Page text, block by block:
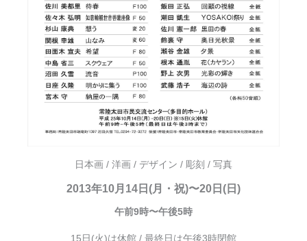
日本画 / 洋画 / デザイン / 彫刻 / 写真
2013年10月14日(月・祝)〜20日(日)
午前9時〜午後5時
15日(火)は休館 / 最終日は午後3時閉館